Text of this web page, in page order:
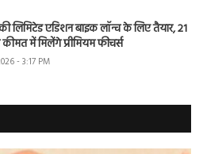
लिमिटेड एडिशन बाइक लॉन्च के लिए तैयार, 21
में मिलेंगे प्रीमियम फीचर्स
- 3:17 PM